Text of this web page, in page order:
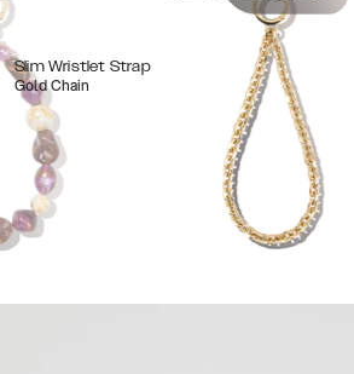
Slim Wristlet Strap
Gold Chain